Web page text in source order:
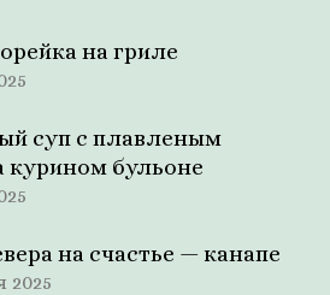
на гриле
суп с плавленым
курином бульоне
на счастье — канапе
2025